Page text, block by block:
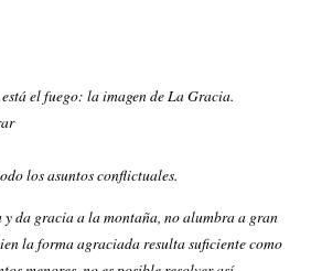
el fuego: la imagen de La Gracia.
los asuntos conflictuales.
da gracia a la montaña, no alumbra a gran
la forma agraciada resulta suficiente como